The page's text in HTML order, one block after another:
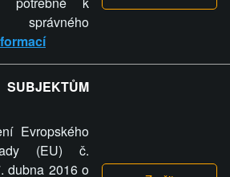
uvedenou okolnost uplatnit vůči
žádný nárok na náhradu škody nebo
nemajetkové újmy.
Svět není zvrácenej. To jen
ty lidi...
Evropského
(EU) č.
dubna 2016 o